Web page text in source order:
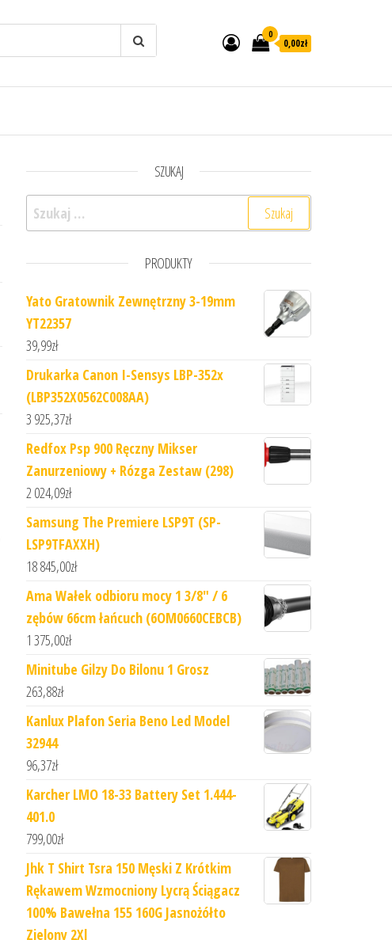
0
0,00zł
SZUKAJ
Szukaj:
PRODUKTY
Yato Gratownik Zewnętrzny 3-19mm
YT22357
39,99zł
Drukarka Canon I-Sensys LBP-352x
(LBP352X0562C008AA)
3 925,37zł
Redfox Psp 900 Ręczny Mikser
Zanurzeniowy + Rózga Zestaw (298)
2 024,09zł
Samsung The Premiere LSP9T (SP-
LSP9TFAXXH)
18 845,00zł
Ama Wałek odbioru mocy 1 3/8" / 6
zębów 66cm łańcuch (6OM0660CEBCB)
1 375,00zł
Minitube Gilzy Do Bilonu 1 Grosz
263,88zł
Kanlux Plafon Seria Beno Led Model
32944
96,37zł
Karcher LMO 18-33 Battery Set 1.444-
401.0
799,00zł
Jhk T Shirt Tsra 150 Męski Z Krótkim
Rękawem Wzmocniony Lycrą Ściągacz
100% Bawełna 155 160G Jasnożółto
Zielony 2Xl